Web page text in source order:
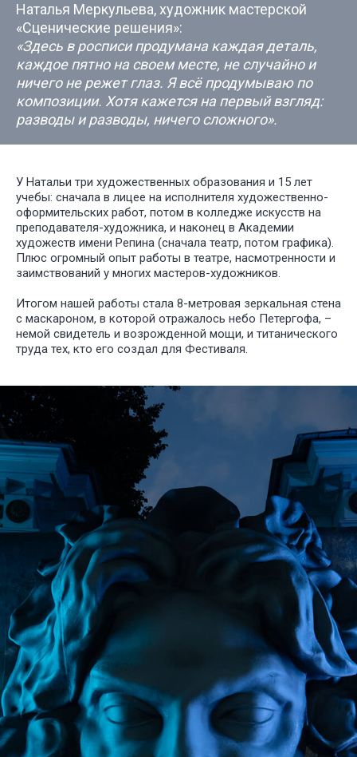
Наталья Меркульева, художник мастерской
«Сценические решения»:
«Здесь в росписи продумана каждая деталь,
каждое пятно на своем месте, не случайно и
ничего не режет глаз. Я всё продумываю по
композиции. Хотя кажется на первый взгляд:
разводы и разводы, ничего сложного».
У Натальи три художественных образования и 15 лет
учебы: сначала в лицее на исполнителя художественно-
оформительских работ, потом в колледже искусств на
преподавателя-художника, и наконец в Академии
художеств имени Репина (сначала театр, потом графика).
Плюс огромный опыт работы в театре, насмотренности и
заимствований у многих мастеров-художников.
Итогом нашей работы стала 8-метровая зеркальная стена
с маскароном, в которой отражалось небо Петергофа, –
немой свидетель и возрожденной мощи, и титанического
труда тех, кто его создал для Фестиваля.